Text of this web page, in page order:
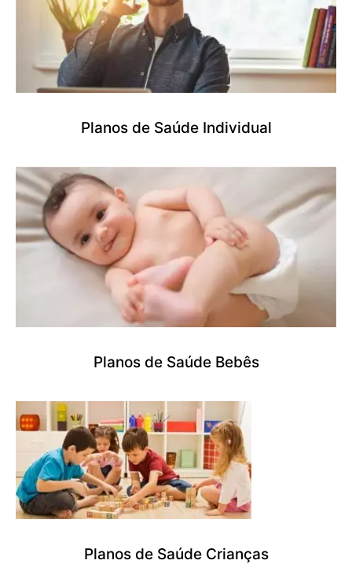
Planos de Saúde Individual
Planos de Saúde Bebês
Planos de Saúde Crianças